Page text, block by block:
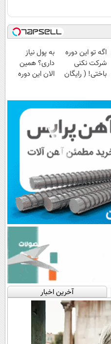
اگه تو این دوره
شرکت نکنی
باختی! ( رایگان
به پول نیاز
داری؟ همین
الان این دوره
آخرین اخبار